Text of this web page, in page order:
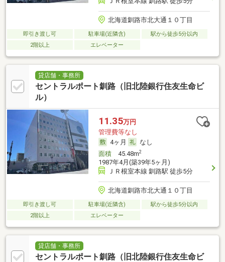
北海道釧路市北大通１０丁目
即引き渡し可 駐車場(近隣含)
駅から徒歩5分以内
2階以上
エレベーター
貸店舗・事務所
セントラルポート釧路（旧北陸銀行住友生命ビ
ル）
11.35万円
管理費等なし
4ヶ月
なし
面積45.48m2
1987年4月(築39年5ヶ月)
ＪＲ根室本線 釧路駅 徒歩5分
北海道釧路市北大通１０丁目
即引き渡し可 駐車場(近隣含)
駅から徒歩5分以内
2階以上
エレベーター
貸店舗・事務所
セントラルポート釧路（旧北陸銀行住友生命ビ